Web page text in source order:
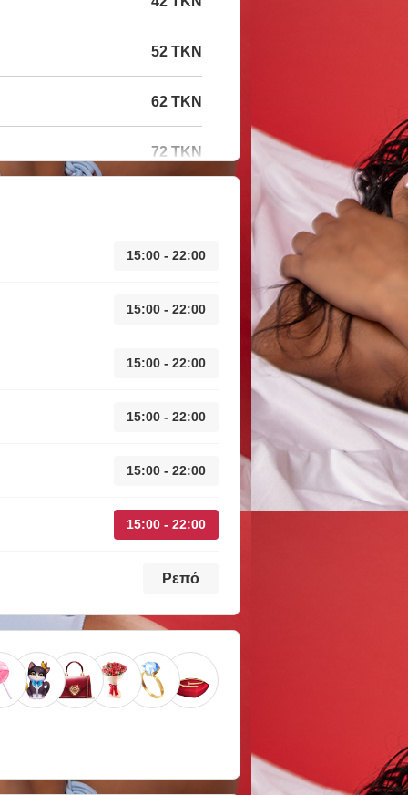
52 TKN
62 TKN
72 TKN
15:00 - 22:00
15:00 - 22:00
15:00 - 22:00
15:00 - 22:00
15:00 - 22:00
15:00 - 22:00
Ρεπό